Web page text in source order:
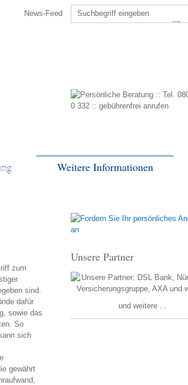
News-Feed
Weitere Informationen
Unsere Partner
und weitere ...
zum
sind.
dafür
sowie das
So
sich
gewährt